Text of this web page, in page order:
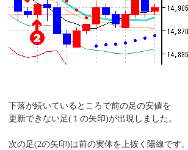
下落が続いているところで前の足の安値を
更新できない足(１の矢印)が出現しました。
次の足(2の矢印)は前の実体を上抜く陽線です。